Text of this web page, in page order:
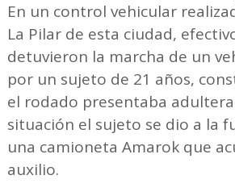
En un control vehicular
La Pilar de esta ciudad,
detuvieron la marcha de un
por un sujeto de 21 años,
el rodado presentaba
situación el sujeto se dio a la
una camioneta Amarok que
auxilio.